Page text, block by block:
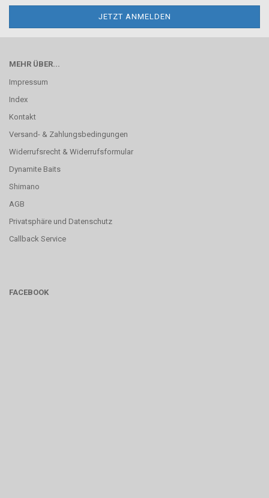
MEHR ÜBER...
Impressum
Index
Kontakt
Versand- & Zahlungsbedingungen
Widerrufsrecht & Widerrufsformular
Dynamite Baits
Shimano
AGB
Privatsphäre und Datenschutz
Callback Service
FACEBOOK